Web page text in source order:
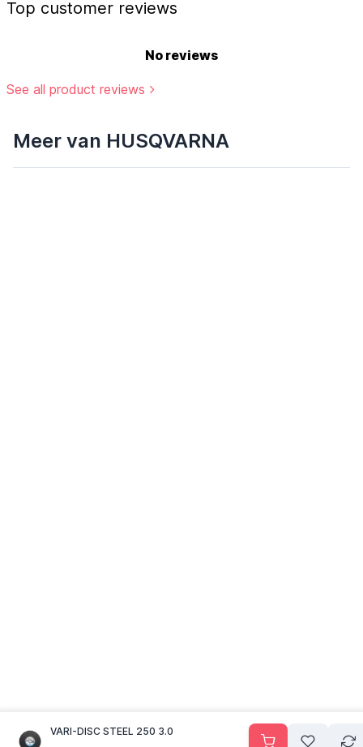
Top customer reviews
No reviews
See all product reviews
VARI-DISC STEEL 250 3.0
Meer van HUSQVARNA